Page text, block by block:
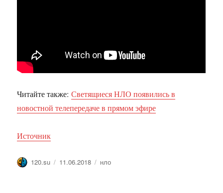
Читайте также:Светящиеся НЛО появились в
новостной телепередаче в прямом эфире
Источник
Автор
120.su Опубликовано
11.06.2018 Метки
нло